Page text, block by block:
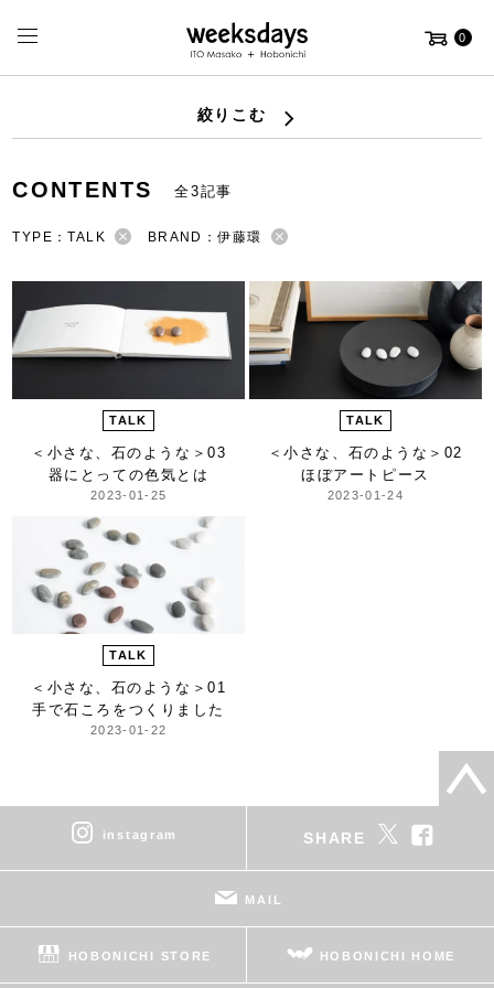
0
絞りこむ
CONTENTS 全3記事
TYPE：TALK BRAND：伊藤環
TALK
＜小さな、石のような＞03
器にとっての色気とは
2023-01-25
TALK
＜小さな、石のような＞ 02
ほぼアートピース
2023-01-24
TALK
＜小さな、石のような＞01
手で石ころをつくりました
2023-01-22
instagram SHARE
MAIL
HOBONICHI STORE HOBONICHI HOME